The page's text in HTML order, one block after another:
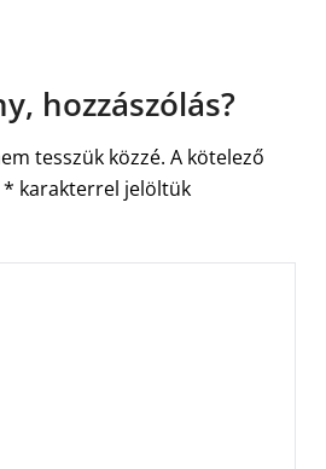
hozzászólás?
tesszük közzé. A kötelező
* karakterrel jelöltük